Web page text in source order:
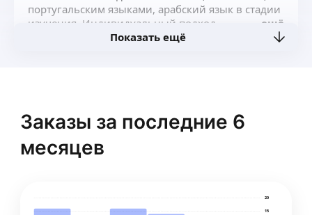
португальским языками, арабский язык в стадии
изучения. Индивидуальный подход
и выстраивание траектории обучения для
ещё
Показать ещё
Заказы за последние 6
месяцев
15
20